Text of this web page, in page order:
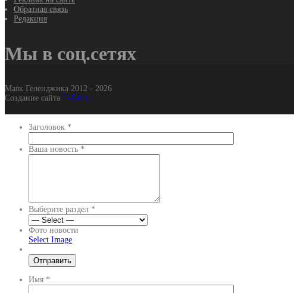
Обратная связь
Редакция
Мы в соц.сетях
Маяк Геленджика 2012 - 2026
Создание сайта It-Gel.ru
Заголовок *
Ваша новость *
Выберите раздел *
Фото новости
Select Image
Имя *